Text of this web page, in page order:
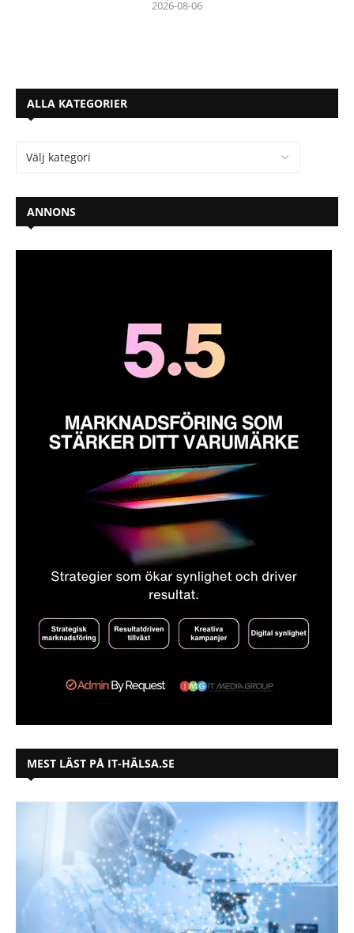
2026-08-06
ALLA KATEGORIER
ANNONS
MEST LÄST PÅ IT-HÄLSA.SE